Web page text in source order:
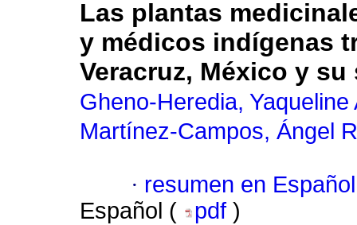
Las plantas
y médicos indígenas
Veracruz, México y
Gheno-Heredia, Yaqueline
Martínez-Campos, Ángel
· resumen en Español
Español (
pdf )